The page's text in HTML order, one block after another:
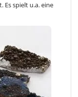
spielt u.a. eine